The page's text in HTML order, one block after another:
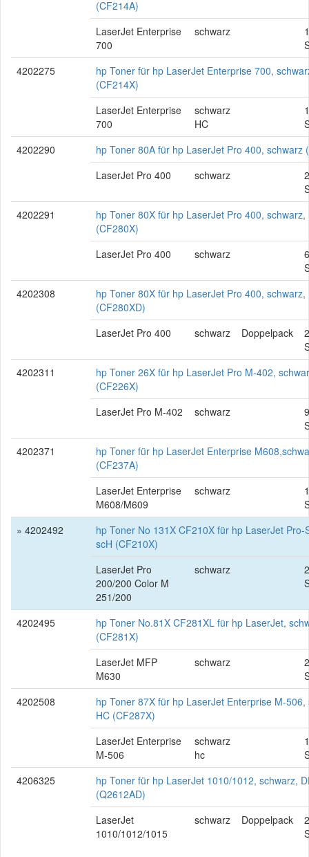
(CF214A)
LaserJet Enterprise
700
schwarz
4202275
hp Toner für hp LaserJet Enterprise 700,
(CF214X)
LaserJet Enterprise
700
schwarz
HC
4202290
hp Toner 80A für hp LaserJet Pro 400, schwarz
LaserJet Pro 400
schwarz
4202291
hp Toner 80X für hp LaserJet Pro 400, schwarz,
(CF280X)
LaserJet Pro 400
schwarz
4202308
hp Toner 80X für hp LaserJet Pro 400, schwarz,
(CF280XD)
LaserJet Pro 400
schwarz Doppelpack
4202311
hp Toner 26X für hp LaserJet Pro M-402,
(CF226X)
LaserJet Pro M-402
schwarz
4202371
hp Toner für hp LaserJet Enterprise
(CF237A)
LaserJet Enterprise
M608/M609
schwarz
» 4202492
hp Toner No 131X CF210X für hp LaserJet Pro-
scH (CF210X)
LaserJet Pro
200/200 Color M
251/200
schwarz
4202495
hp Toner No.81X CF281XL für hp LaserJet,
(CF281X)
LaserJet MFP
M630
schwarz
4202508
hp Toner 87X für hp LaserJet Enterprise M-506,
HC (CF287X)
LaserJet Enterprise
M-506
schwarz
hc
4206325
hp Toner für hp LaserJet 1010/1012, schwarz,
(Q2612AD)
LaserJet
1010/1012/1015
schwarz Doppelpack